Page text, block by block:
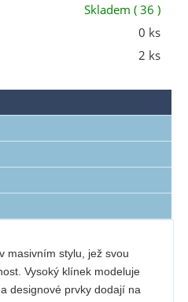
Skladem ( 36 )
0 ks
2 ks
masivním stylu, jež svou
Vysoký klínek modeluje
designové prvky dodají na